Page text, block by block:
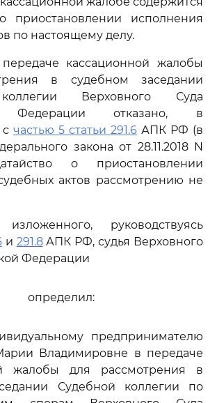
приостановлении исполнения
по настоящему делу.
кассационной жалобы
в судебном заседании
Верховного Суда
Федерации отказано, в
с частью 5 статьи 291.6 АПК РФ (в
закона от 28.11.2018 N
о приостановлении
актов рассмотрению не
руководствуясь
и 291.8АПК РФ, судья Верховного
Федерации
определил:
предпринимателю
Владимировне в передаче
жалобы для рассмотрения в
Судебной коллегии по